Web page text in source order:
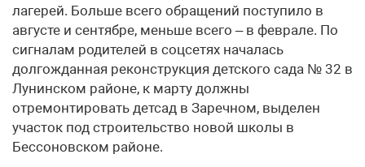
лагерей. Больше всего обращений поступило в
августе и сентябре, меньше всего – в феврале. По
сигналам родителей в соцсетях началась
долгожданная реконструкция детского сада № 32 в
Лунинском районе, к марту должны
отремонтировать детсад в Заречном, выделен
участок под строительство новой школы в
Бессоновском районе.